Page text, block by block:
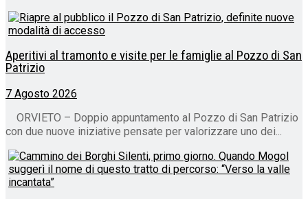
Aperitivi al tramonto e visite per le famiglie al Pozzo di San
Patrizio
7 Agosto 2026
ORVIETO – Doppio appuntamento al Pozzo di San Patrizio
con due nuove iniziative pensate per valorizzare uno dei...